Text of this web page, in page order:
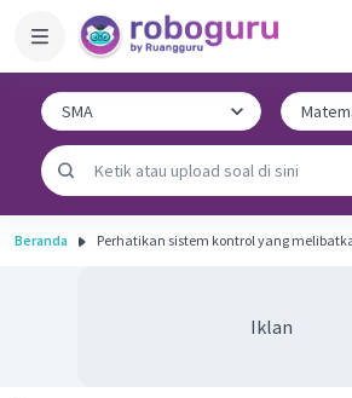
Beranda Perhatikan sistem kontrol yang
Iklan